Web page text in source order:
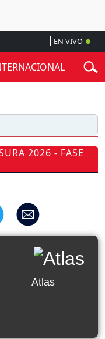
EN VIVO
2026 - FASE
Atlas